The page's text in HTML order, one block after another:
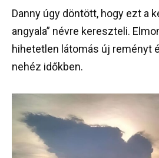
Danny úgy döntött, hogy ezt a
angyala” névre kereszteli.
hihetetlen látomás új reményt
nehéz időkben.